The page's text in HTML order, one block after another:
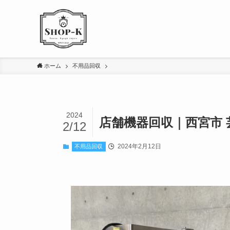
ホーム 不用品回収
店舗機器回収｜西宮市
2024
2/12
不用品回収 2024年2月12日